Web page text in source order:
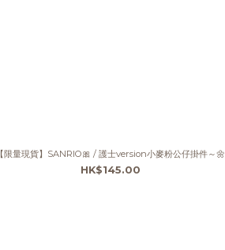
【限量現貨】SANRIO🎀 / 護士version小麥粉公仔掛件～🌼
HK$145.00